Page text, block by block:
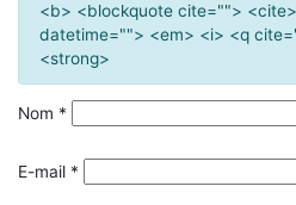
<b> <blockquote cite="">
datetime=""> <em> <i> <q
<strong>
Nom *
E-mail *